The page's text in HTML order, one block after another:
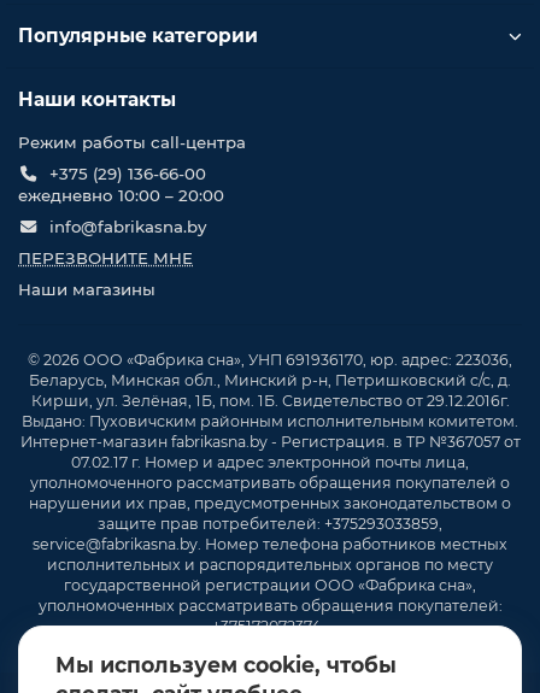
Мы используем cookie, чтобы
Популярные категории
Наши контакты
Режим работы call-центра
+375 (29) 136-66-00
ежедневно 10:00 – 20:00
info@fabrikasna.by
ПЕРЕЗВОНИТЕ МНЕ
Наши магазины
© 2026 ООО «Фабрика сна», УНП 691936170, юр. адрес: 223036,
Беларусь, Минская обл., Минский р-н, Петришковский с/с, д.
Кирши, ул. Зелёная, 1Б, пом. 1Б. Свидетельство от 29.12.2016г.
Выдано: Пуховичским районным исполнительным комитетом.
Интернет-магазин fabrikasna.by - Регистрация. в ТР №367057 от
07.02.17 г. Номер и адрес электронной почты лица,
уполномоченного рассматривать обращения покупателей о
нарушении их прав, предусмотренных законодательством о
защите прав потребителей: +375293033859,
service@fabrikasna.by. Номер телефона работников местных
исполнительных и распорядительных органов по месту
государственной регистрации ООО «Фабрика сна»,
уполномоченных рассматривать обращения покупателей:
+375172072374 .